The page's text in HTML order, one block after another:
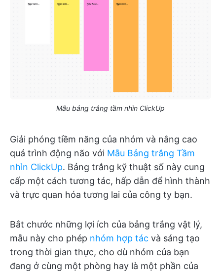
Mẫu bảng trắng tầm nhìn ClickUp
Giải phóng tiềm năng của nhóm và nâng cao
quá trình động não với Mẫu Bảng trắng Tầm
nhìn ClickUp. Bảng trắng kỹ thuật số này cung
cấp một cách tương tác, hấp dẫn để hình thành
và trực quan hóa tương lai của công ty bạn.
Bắt chước những lợi ích của bảng trắng vật lý,
mẫu này cho phép nhóm hợp tác và sáng tạo
trong thời gian thực, cho dù nhóm của bạn
đang ở cùng một phòng hay là một phần của